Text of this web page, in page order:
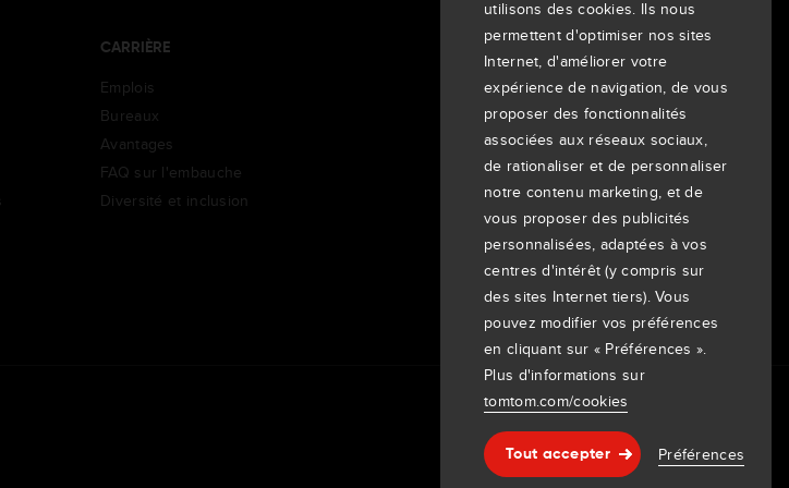
Aide & support
CARRIÈRE
Emplois
Bureaux
Avantages
FAQ sur l'embauche
Diversité et inclusion
À propos de nous
Entreprise
Clients
Newsroom
Événements
Communiqués de presse
Investisseurs
7th item
Routing
9th item of footer
utilisons des cookies. Ils nous
permettent d'optimiser nos sites
Internet, d'améliorer votre
expérience de navigation, de vous
proposer des fonctionnalités
associées aux réseaux sociaux,
de rationaliser et de personnaliser
notre contenu marketing, et de
vous proposer des publicités
personnalisées, adaptées à vos
centres d'intérêt (y compris sur
des sites Internet tiers). Vous
pouvez modifier vos préférences
en cliquant sur « Préférences ».
Plus d'informations sur
tomtom.com/cookies
Tout accepter Préférences